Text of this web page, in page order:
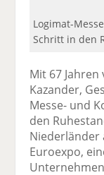
Logimat-
Schritt in den
Mit 67
Kazander,
Messe- und
den
Niederländer
Euroexpo,